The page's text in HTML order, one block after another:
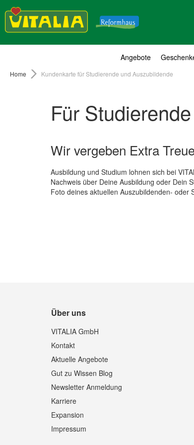
Angebote
Home Kundenkarte für Studierende und Auszubildende
Für
Wir vergeben Extra
Ausbildung und Studium lohnen sich bei
Nachweis über Deine Ausbildung oder Dein
Foto deines aktuellen Auszubildenden- oder
Über uns
VITALIA GmbH
Kontakt
Aktuelle Angebote
Gut zu Wissen Blog
Newsletter Anmeldung
Karriere
Expansion
Impressum